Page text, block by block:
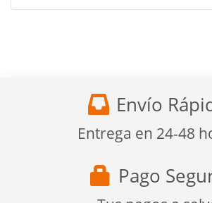
Envío
Entrega en 24-48
Pago